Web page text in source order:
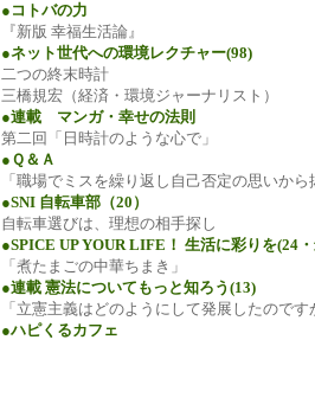
●コトバの力
『新版 幸福生活論』
●ネット世代への環境レクチャー(98)
二つの終末時計
三橋規宏（経済・環境ジャーナリスト）
●連載 マンガ・幸せの法則
第二回「日時計のような心で」
●Ｑ＆Ａ
「職場でミスを繰り返し自己否定の思いか
●SNI 自転車部（20）
自転車選びは、理想の相手探し
●SPICE UP YOUR LIFE！ 生活に彩りを(24
「煮たまごの中華ちまき」
●連載 憲法についてもっと知ろう(13)
「立憲主義はどのようにして発展したのです
●ハピくるカフェ